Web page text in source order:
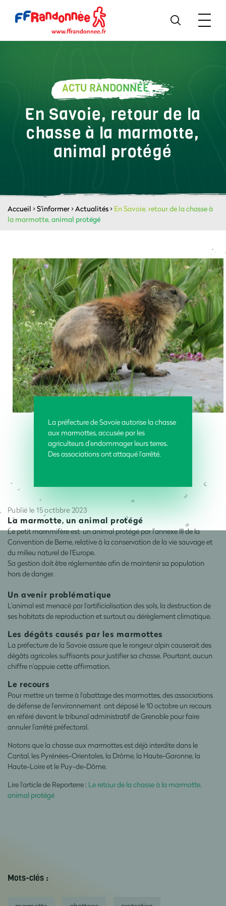
ACTU RANDONNÉE
En Savoie, retour de la
chasse à la marmotte,
animal protégé
Accueil >S'informer>Actualités> En Savoie, retour de la chasse à
la marmotte, animal protégé
La préfecture de Savoie autorise la chasse
aux marmottes, accusée par les
agriculteurs d’endommager leurs terres.
Des associations ont attaqué l’arrêté.
Publié le 15 octobre 2023
La marmotte, un animal protégé
Le petit mammifère est un animal protégé par l’annexe III de la
Convention de Berne, relative à la conservation de la vie sauvage et
du milieu naturel de l’Europe.
Sa gestion doit être réglementée afin de maintenir sa population
hors de danger.
Un avenir problématique
L’animal est menacé par l’artificialisation des sols, la destruction de
ses habitats de reproduction et surtout au dérèglement climatique.
Les dégâts causés par les marmottes
La préfecture de la Savoie assure que le rongeur alpin causerait des
dégâts agricoles suffisants pour justifier sa chasse. Pourtant, aucun
chiffre n’appuie cette affirmation.
Le recours
Pour mettre un terme à l’abattage des marmottes, des associations
de défense de l’environnement ont déposé le 10 octobre un recours
en référé devant le tribunal administratif de Grenoble pour faire
annuler l’arrêté préfectoral.
Notons que la chasse aux marmottes est déjà interdite dans le
Cantal, les Pyrénées-Orientales, la Drôme, la Haute-Garonne, la
Haute-Loire et le Puy-de-Dôme.
Lire l’article de Reporterre : Le retour de la chasse à la marmotte,
animal protégé
Mots-clés :